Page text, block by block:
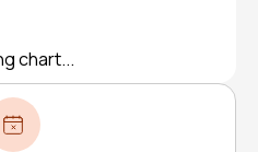
chart...